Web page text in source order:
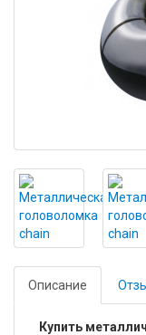
Описание
Купить